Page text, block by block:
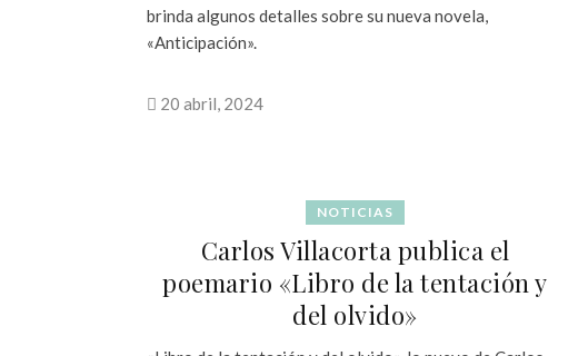
brinda algunos detalles sobre su nueva novela,
«Anticipación».
20 abril, 2024
NOTICIAS
Carlos Villacorta publica el
poemario «Libro de la tentación y
del olvido»